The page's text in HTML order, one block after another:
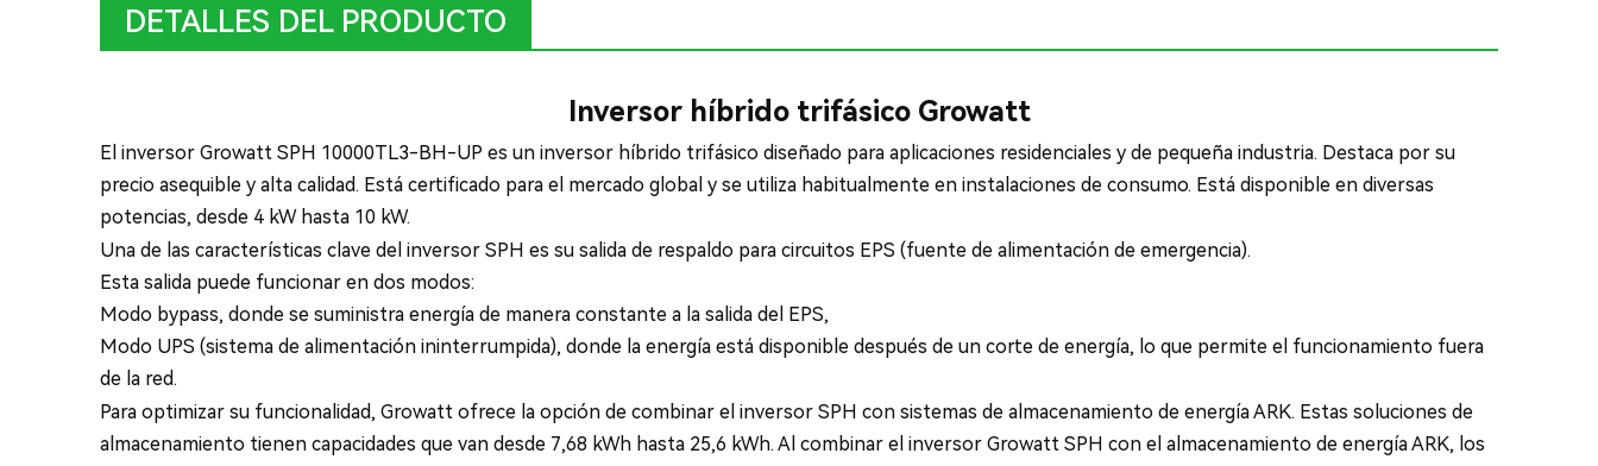
DETALLES DEL PRODUCTO
Inversor híbrido trifásico Growatt
El inversor Growatt SPH 10000TL3-BH-UP es un inversor híbrido trifásico diseñado para aplicaciones residenciales y de pequeña industria. Destaca por su
precio asequible y alta calidad. Está certificado para el mercado global y se utiliza habitualmente en instalaciones de consumo. Está disponible en diversas
potencias, desde 4 kW hasta 10 kW.
Una de las características clave del inversor SPH es su salida de respaldo para circuitos EPS (fuente de alimentación de emergencia).
Esta salida puede funcionar en dos modos:
Modo bypass, donde se suministra energía de manera constante a la salida del EPS,
Modo UPS (sistema de alimentación ininterrumpida), donde la energía está disponible después de un corte de energía, lo que permite el funcionamiento fuera
de la red.
Para optimizar su funcionalidad, Growatt ofrece la opción de combinar el inversor SPH con sistemas de almacenamiento de energía ARK. Estas soluciones de
almacenamiento tienen capacidades que van desde 7,68 kWh hasta 25,6 kWh. Al combinar el inversor Growatt SPH con el almacenamiento de energía ARK, los